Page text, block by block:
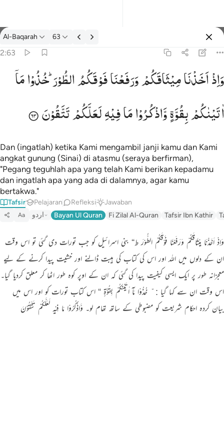
tafsir: Al-Baqarah 2:63
Al-Baqarah 63
2:63
فوقكم الطور خذوا ما اتيناكم بقوة واذكروا ما فيه لعلكم تتقون ٦٣
ٱلطُّورَ خُذُوا۟ مَآ ءَاتَيْنَـٰكُم بِقُوَّةٍۢ وَٱذْكُرُوا۟ مَا فِيهِ لَعَلَّكُمْ تَتَّقُونَ ٦٣وَاِذْاَخَذْنَامِیْثَاقَكُمْوَرَفَعْنَافَوْقَكُمُالطُّوْرَ ؕخُذُوْامَاۤ
اٰتَیْنٰكُمْبِقُوَّةٍوَّاذْكُرُوْامَافِیْهِلَعَلَّكُمْتَتَّقُوْنَ
Dan (ingatlah) ketika Kami mengambil janji kamu dan Kami
angkat gunung (Sinai) di atasmu (seraya berfirman),
"Pegang teguhlah apa yang telah Kami berikan kepadamu
dan ingatlah apa yang ada di dalamnya, agar kamu
bertakwa."
Tafsir Pelajaran Refleksi Jawaban
Aa اردو Bayan Ul Quran Fi Zilal Al-Quran Tafsir Ibn Kathir
وَاِذْ اَخَذْنَا مِیْثَاقَکُمْ وَرَفَعْنَا فَوْقَکُمُ الطُّوْرَ ط“ بنی اسرائیل کو جب تورات دی گئی تو اس وقت
ان کے دلوں میں اللہ اور اس کی کتاب کی ہیبت ڈالنے اور خشیت پیدا کرنے کے لیے
معجزانہ طور پر ایک ایسی کیفیت پیدا کی گئی کہ ان کے اوپر کوہ طور اٹھا کر معلق کردیا گیا۔
اس وقت ان سے کہا گیا : ّ خُذُوْا مَآ اٰتَیْنٰکُمْ بِقُوَّۃٍ “ اس کتاب تورات کو اور اس میں
بیان کردہ احکام شریعت کو مضبوطی کے ساتھ تھام لو۔ وَّاذْکُرُوْا مَا فِیْہِ لَعَلَّکُمْ تَتَّقُوْنَ